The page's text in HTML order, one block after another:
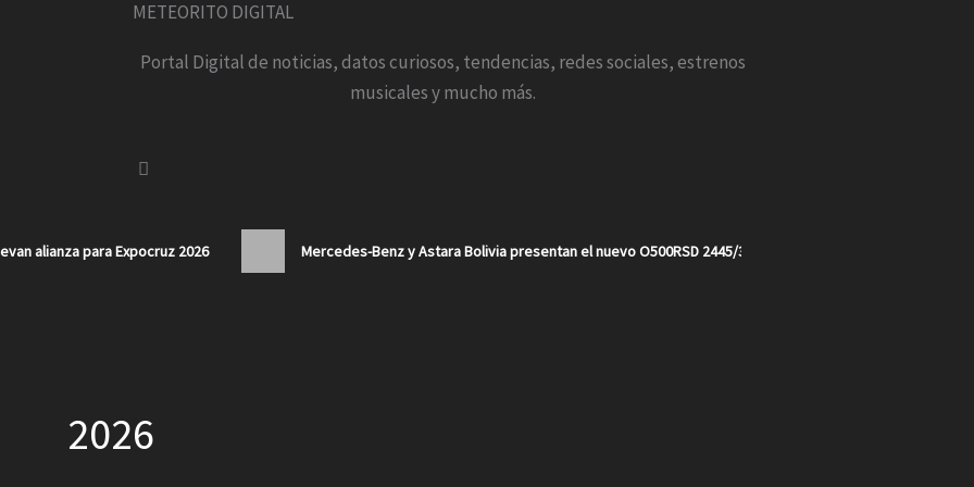
METEORITO DIGITAL
Portal Digital de noticias, datos curiosos, tendencias, redes sociales, estrenos
musicales y mucho más.
alianza para Expocruz 2026 Mercedes-Benz y Astara Bolivia presentan el nuevo O500RSD 2445/30 en un año récord para la marca
2026